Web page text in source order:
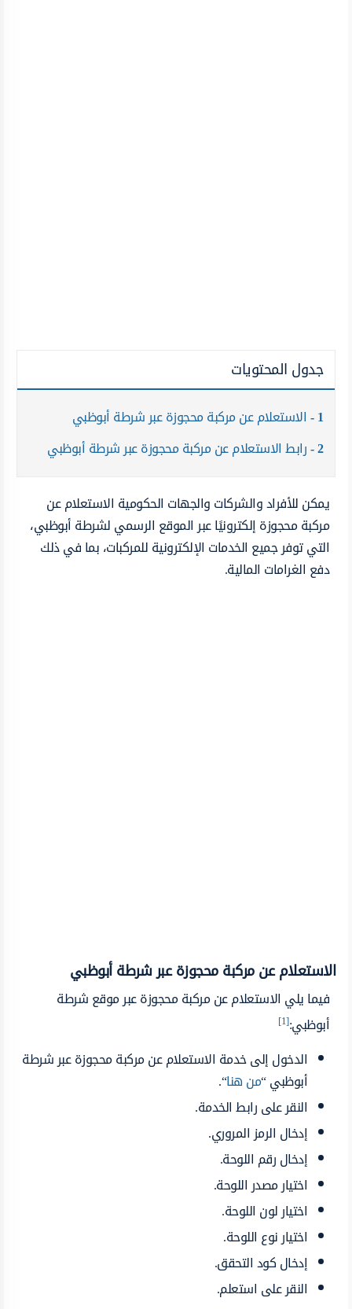
جدول المحتويات
1 الاستعلام عن مركبة محجوزة عبر شرطة أبوظبي
2 رابط الاستعلام عن مركبة محجوزة عبر شرطة أبوظبي
يمكن للأفراد والشركات والجهات الحكومية الاستعلام عن
مركبة محجوزة إلكترونيًا عبر الموقع الرسمي لشرطة أبوظبي،
التي توفر جميع الخدمات الإلكترونية للمركبات، بما في ذلك
دفع الغرامات المالية.
الاستعلام عن مركبة محجوزة عبر شرطة أبوظبي
فيما يلي الاستعلام عن مركبة محجوزة عبر موقع شرطة
أبوظبي:[1]
الدخول إلى خدمة الاستعلام عن مركبة محجوزة عبر شرطة
أبوظبي “من هنا“.
النقر على رابط الخدمة.
إدخال الرمز المروري.
إدخال رقم اللوحة.
اختيار مصدر اللوحة.
اختيار لون اللوحة.
اختيار نوع اللوحة.
إدخال كود التحقق.
النقر على استعلم.